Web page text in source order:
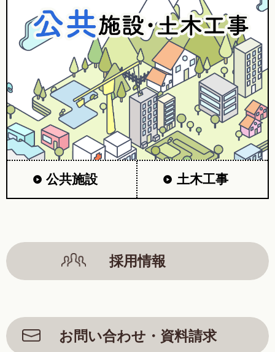
公共施設 土木工事
採用情報
お問い合わせ・資料請求